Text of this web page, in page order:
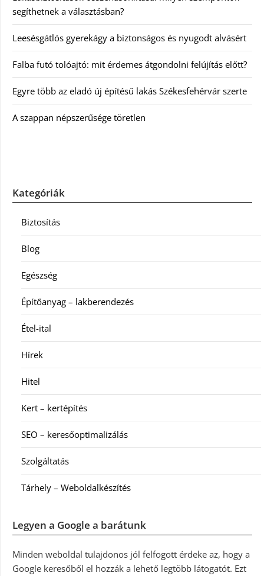
segíthetnek a választásban?
Leesésgátlós gyerekágy a biztonságos és nyugodt alvásért
Falba futó tolóajtó: mit érdemes átgondolni felújítás előtt?
Egyre több az eladó új építésű lakás Székesfehérvár szerte
A szappan népszerűsége töretlen
Kategóriák
Biztosítás
Blog
Egészség
Építőanyag – lakberendezés
Étel-ital
Hírek
Hitel
Kert – kertépítés
SEO – keresőoptimalizálás
Szolgáltatás
Tárhely – Weboldalkészítés
Legyen a Google a barátunk
Minden weboldal tulajdonos jól felfogott érdeke az, hogy a
Google keresőből el hozzák a lehető legtöbb látogatót. Ezt